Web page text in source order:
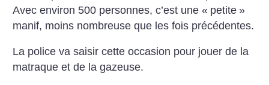
Avec environ 500 personnes, c’est une « petite »
manif, moins nombreuse que les fois précédentes.
La police va saisir cette occasion pour jouer de la
matraque et de la gazeuse.